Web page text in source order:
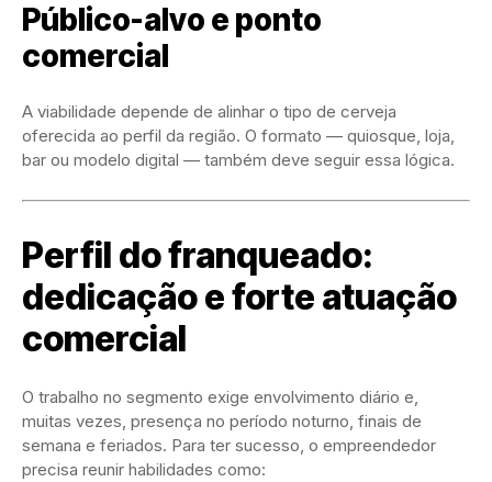
Público-alvo e ponto
comercial
A viabilidade depende de alinhar o tipo de cerveja
oferecida ao perfil da região. O formato — quiosque, loja,
bar ou modelo digital — também deve seguir essa lógica.
Perfil do franqueado:
dedicação e forte atuação
comercial
O trabalho no segmento exige envolvimento diário e,
muitas vezes, presença no período noturno, finais de
semana e feriados. Para ter sucesso, o empreendedor
precisa reunir habilidades como: